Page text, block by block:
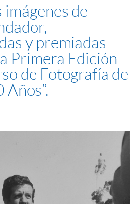
imágenes de
y premiadas
Primera Edición
de Fotografía de
Años”.